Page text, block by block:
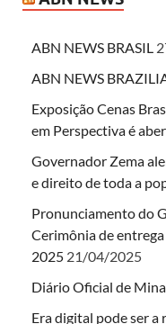
ABN NEWS BRASIL
ABN NEWS
Exposição Cenas
em Perspectiva é
Governador Zema
e direito de toda a
Pronunciamento do
Cerimônia de
2025 21/04/2025
Diário Oficial de
Era digital pode ser a